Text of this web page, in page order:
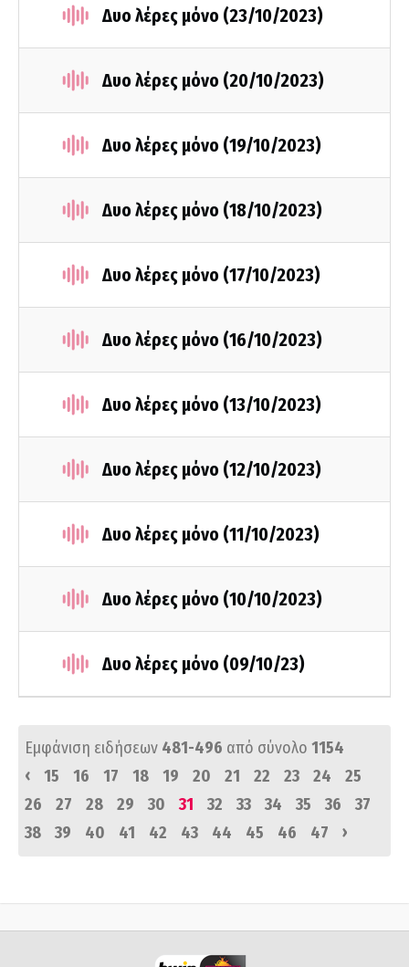
Δυο λέρες μόνο (23/10/2023)
Δυο λέρες μόνο (20/10/2023)
Δυο λέρες μόνο (19/10/2023)
Δυο λέρες μόνο (18/10/2023)
Δυο λέρες μόνο (17/10/2023)
Δυο λέρες μόνο (16/10/2023)
Δυο λέρες μόνο (13/10/2023)
Δυο λέρες μόνο (12/10/2023)
Δυο λέρες μόνο (11/10/2023)
Δυο λέρες μόνο (10/10/2023)
Δυο λέρες μόνο (09/10/23)
Εμφάνιση ειδήσεων 481-496 από σύνολο 1154
‹
15 16 17 18 19 20 21 22 23 24
25
26
27 28 29 30 31 32 33 34 35 36
37
38
39 40 41 42 43 44 45 46 47 ›